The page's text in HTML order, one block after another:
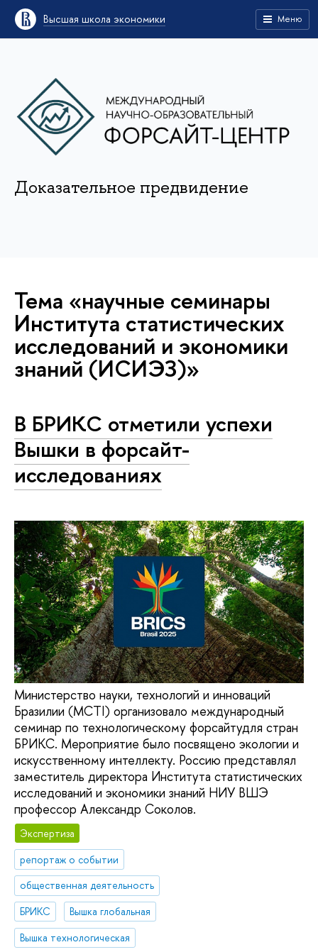
Высшая школа экономики Меню
Доказательное предвидение
Тема «научные семинары
Института статистических
исследований и экономики
знаний (ИСИЭЗ)»
В БРИКС отметили успехи
Вышки в форсайт-
исследованиях
Министерство науки, технологий и инноваций
Бразилии (MCTI) организовало международный
семинар по технологическому форсайтудля стран
БРИКС. Мероприятие было посвящено экологии и
искусственному интеллекту. Россию представлял
заместитель директора Института статистических
исследований и экономики знаний НИУ ВШЭ
профессор Александр Соколов.
Экспертиза
репортаж о событии
общественная деятельность
БРИКС
Вышка глобальная
Вышка технологическая